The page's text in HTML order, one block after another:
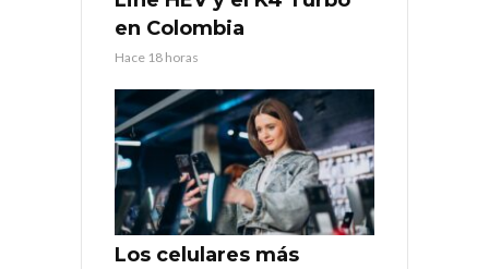
en Colombia
Hace 18 horas
Los celulares más